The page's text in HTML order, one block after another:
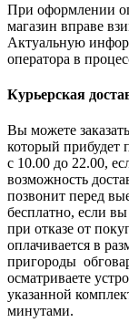
При оформлении
магазин вправе
Актуальную
оператора в
Курьерская
Вы можете
который прибудет
с 10.00 до 22.00,
возможность
позвонит перед
бесплатно, если
при отказе от
оплачивается в
пригороды
осматриваете
указанной
минутами.